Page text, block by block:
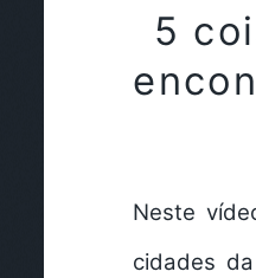
5
Neste
cidades